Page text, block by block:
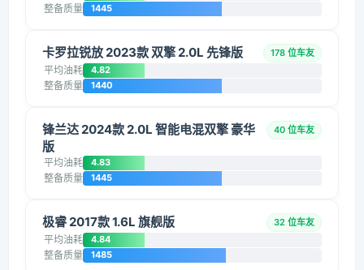
整备质量 1445
卡罗拉锐放 2023款 双擎 2.0L 先锋版 178 位车友
平均油耗 4.82
整备质量 1440
锋兰达 2024款 2.0L 智能电混双擎 豪华
版
40 位车友
平均油耗 4.83
整备质量 1445
极睿 2017款 1.6L 旗舰版 32 位车友
平均油耗 4.84
整备质量 1485